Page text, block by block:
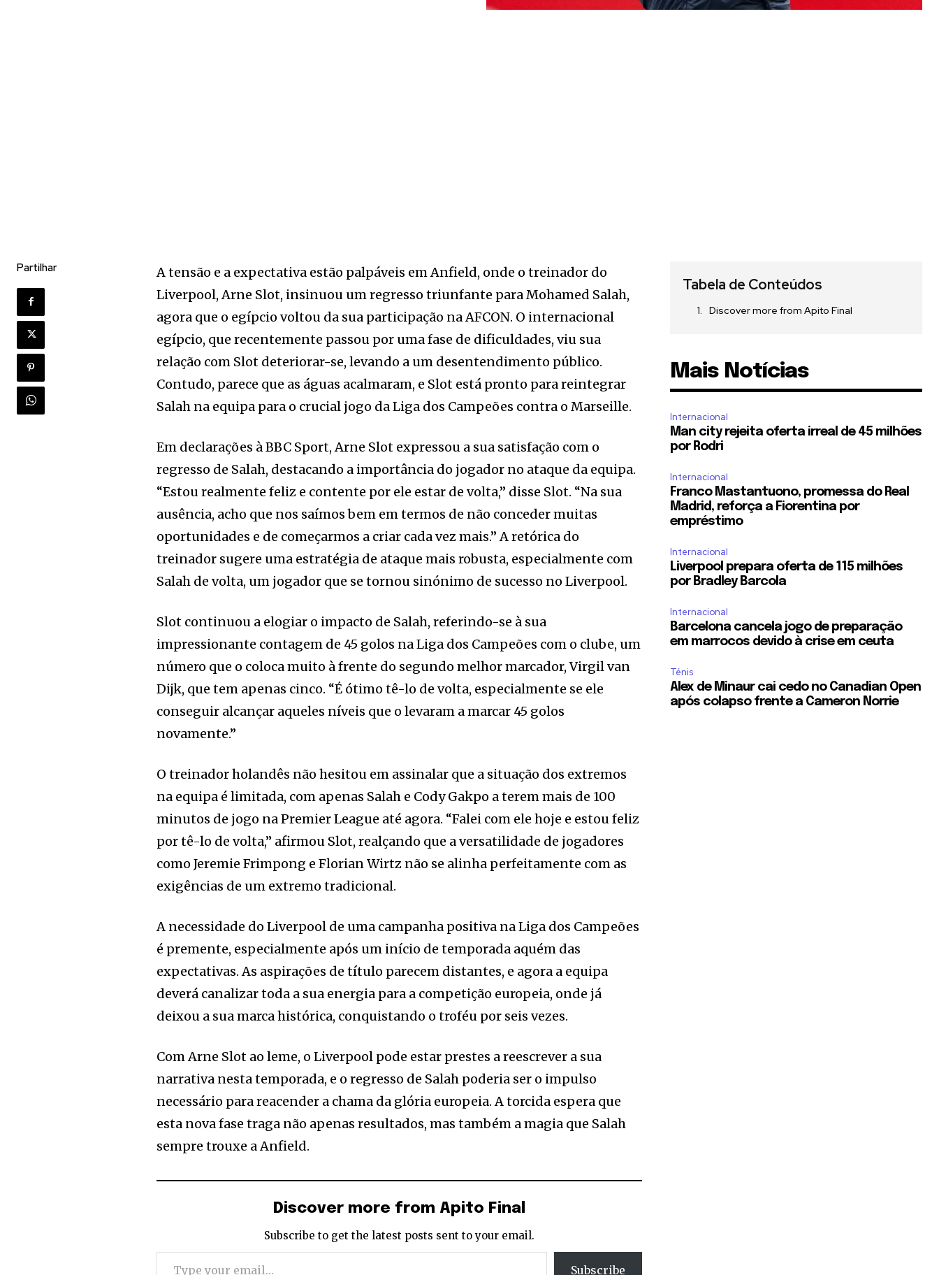
Partilhar
A tensão e a expectativa estão palpáveis em Anfield, onde o treinador do
Liverpool, Arne Slot, insinuou um regresso triunfante para Mohamed Salah,
agora que o egípcio voltou da sua participação na AFCON. O internacional
egípcio, que recentemente passou por uma fase de dificuldades, viu sua
relação com Slot deteriorar-se, levando a um desentendimento público.
Contudo, parece que as águas acalmaram, e Slot está pronto para reintegrar
Salah na equipa para o crucial jogo da Liga dos Campeões contra o Marseille.
Em declarações à BBC Sport, Arne Slot expressou a sua satisfação com o
regresso de Salah, destacando a importância do jogador no ataque da equipa.
“Estou realmente feliz e contente por ele estar de volta,” disse Slot. “Na sua
ausência, acho que nos saímos bem em termos de não conceder muitas
oportunidades e de começarmos a criar cada vez mais.” A retórica do
treinador sugere uma estratégia de ataque mais robusta, especialmente com
Salah de volta, um jogador que se tornou sinónimo de sucesso no Liverpool.
Slot continuou a elogiar o impacto de Salah, referindo-se à sua
impressionante contagem de 45 golos na Liga dos Campeões com o clube, um
número que o coloca muito à frente do segundo melhor marcador, Virgil van
Dijk, que tem apenas cinco. “É ótimo tê-lo de volta, especialmente se ele
conseguir alcançar aqueles níveis que o levaram a marcar 45 golos
novamente.”
O treinador holandês não hesitou em assinalar que a situação dos extremos
na equipa é limitada, com apenas Salah e Cody Gakpo a terem mais de 100
minutos de jogo na Premier League até agora. “Falei com ele hoje e estou feliz
por tê-lo de volta,” afirmou Slot, realçando que a versatilidade de jogadores
como Jeremie Frimpong e Florian Wirtz não se alinha perfeitamente com as
exigências de um extremo tradicional.
A necessidade do Liverpool de uma campanha positiva na Liga dos Campeões
é premente, especialmente após um início de temporada aquém das
expectativas. As aspirações de título parecem distantes, e agora a equipa
deverá canalizar toda a sua energia para a competição europeia, onde já
deixou a sua marca histórica, conquistando o troféu por seis vezes.
Com Arne Slot ao leme, o Liverpool pode estar prestes a reescrever a sua
narrativa nesta temporada, e o regresso de Salah poderia ser o impulso
necessário para reacender a chama da glória europeia. A torcida espera que
esta nova fase traga não apenas resultados, mas também a magia que Salah
sempre trouxe a Anfield.
Discover more from Apito Final
Subscribe to get the latest posts sent to your email.
Type your email…
Subscribe
Tabela de Conteúdos
Discover more from Apito Final
Mais Notícias
Internacional
Man city rejeita oferta irreal de 45 milhões
por Rodri
Internacional
Franco Mastantuono, promessa do Real
Madrid, reforça a Fiorentina por
empréstimo
Internacional
Liverpool prepara oferta de 115 milhões
por Bradley Barcola
Internacional
Barcelona cancela jogo de preparação
em marrocos devido à crise em ceuta
Ténis
Alex de Minaur cai cedo no Canadian Open
após colapso frente a Cameron Norrie